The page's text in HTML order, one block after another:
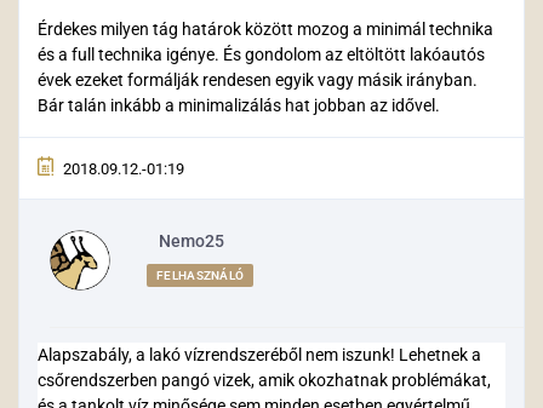
Érdekes milyen tág határok között mozog a minimál technika
és a full technika igénye. És gondolom az eltöltött lakóautós
évek ezeket formálják rendesen egyik vagy másik irányban.
Bár talán inkább a minimalizálás hat jobban az idővel.
2018.09.12.-01:19
Nemo25
FELHASZNÁLÓ
Alapszabály, a lakó vízrendszeréből nem iszunk! Lehetnek a
csőrendszerben pangó vizek, amik okozhatnak problémákat,